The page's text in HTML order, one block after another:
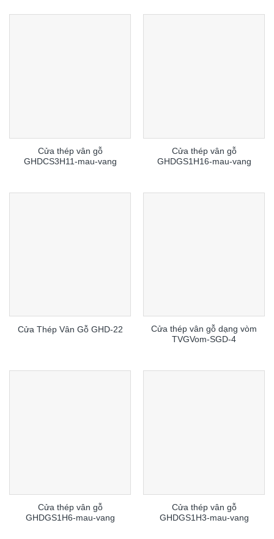
Cửa thép vân gỗ
GHDCS3H11-mau-vang
Cửa thép vân gỗ
GHDGS1H16-mau-vang
Cửa Thép Vân Gỗ GHD-22
Cửa thép vân gỗ dạng vòm
TVGVom-SGD-4
Cửa thép vân gỗ
GHDGS1H6-mau-vang
Cửa thép vân gỗ
GHDGS1H3-mau-vang